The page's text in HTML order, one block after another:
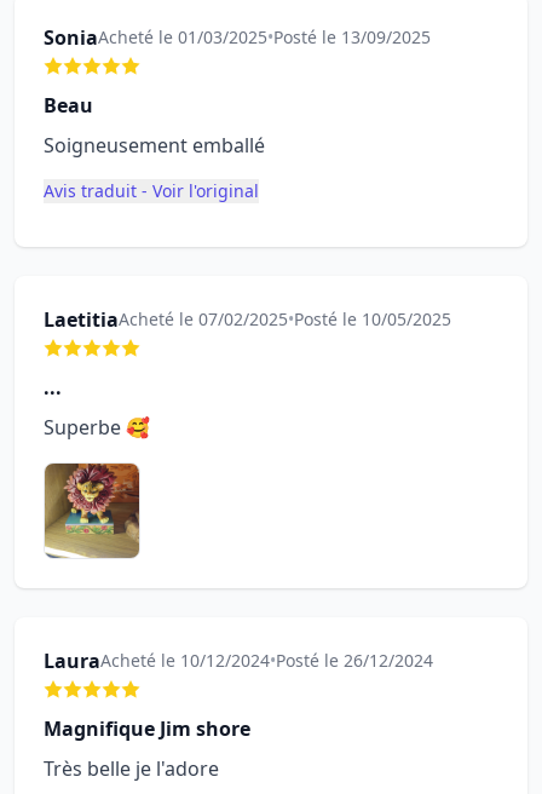
SoniaAcheté le 01/03/2025•Posté le 13/09/2025
Beau
Soigneusement emballé
Avis traduit - Voir l'original
LaetitiaAcheté le 07/02/2025•Posté le 10/05/2025
...
Superbe 🥰
LauraAcheté le 10/12/2024•Posté le 26/12/2024
Magnifique Jim shore
Très belle je l'adore